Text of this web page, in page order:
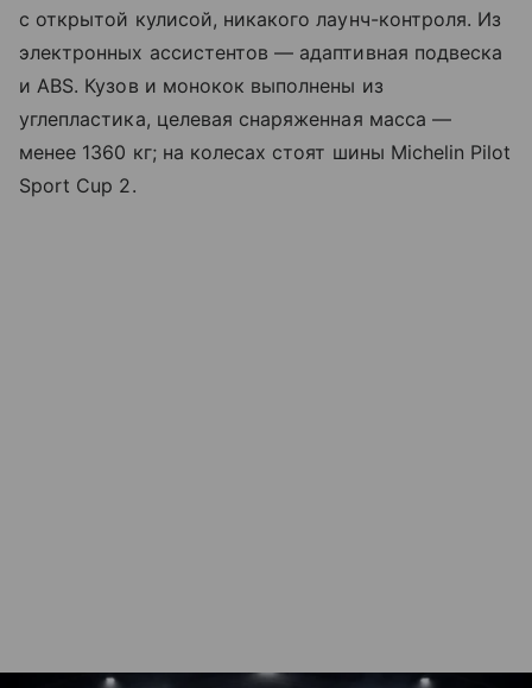
с открытой кулисой, никакого лаунч-контроля. Из
электронных ассистентов — адаптивная подвеска
и ABS. Кузов и монокок выполнены из
углепластика, целевая снаряженная масса —
менее 1360 кг; на колесах стоят шины Michelin Pilot
Sport Cup 2.